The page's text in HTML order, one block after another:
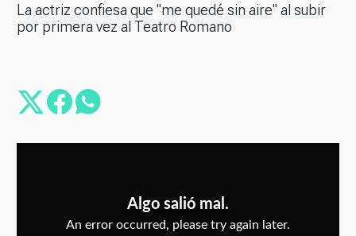
La actriz confiesa que "me quedé sin aire" al subir
por primera vez al Teatro Romano